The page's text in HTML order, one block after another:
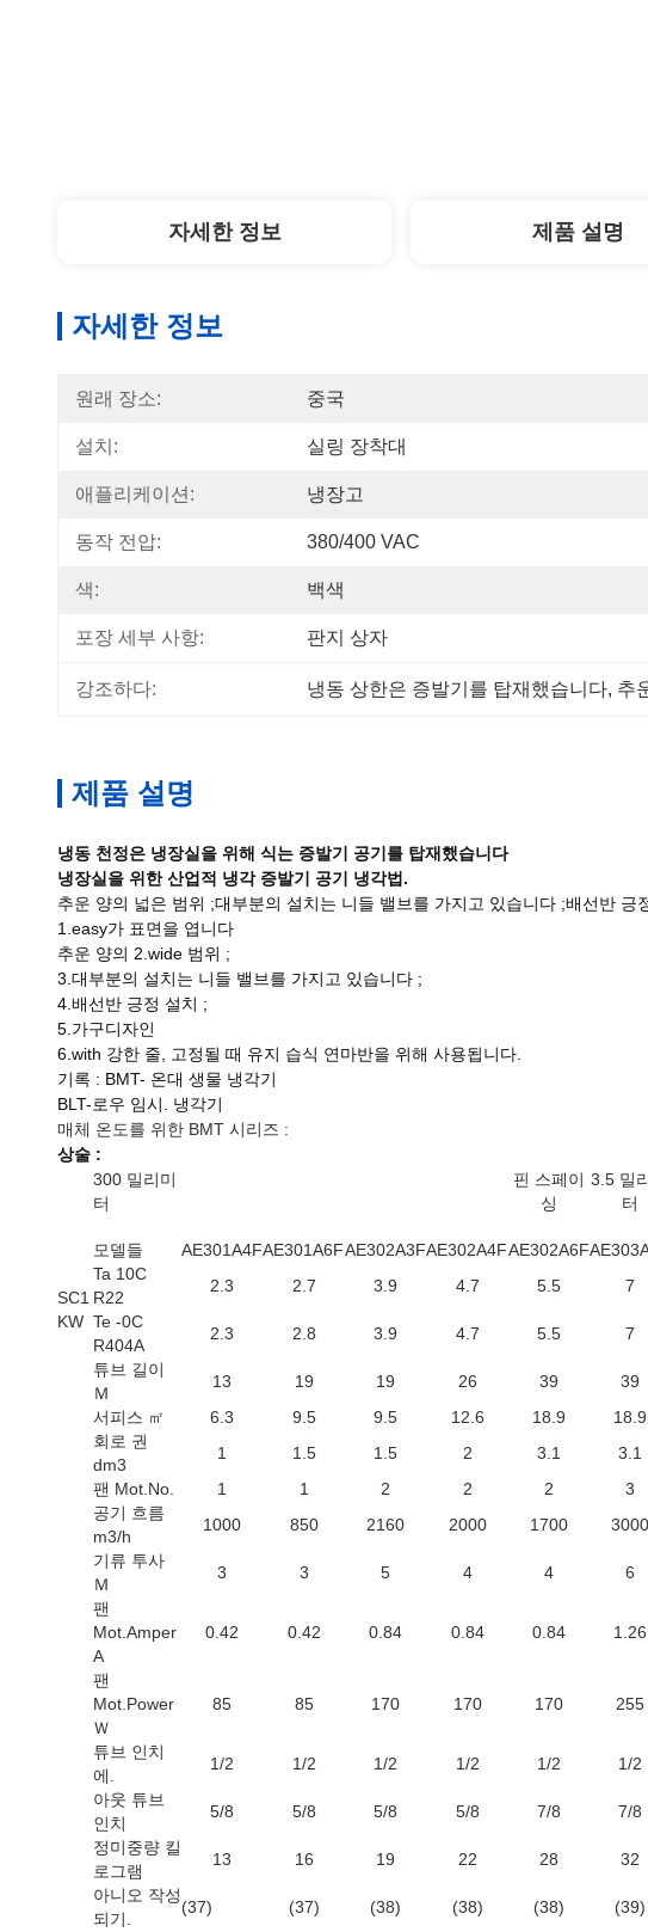
자세한 정보 제품 설명
자세한 정보
원래 장소: 중국
설치: 실링 장착대
애플리케이션: 냉장고
동작 전압: 380/400 VAC
색: 백색
포장 세부 사항: 판지 상자
강조하다: 냉동 상한은 증발기를 탑재했습니다, 추
제품 설명
냉동 천정은 냉장실을 위해 식는 증발기 공기를 탑재했습니다
냉장실을 위한 산업적 냉각 증발기 공기 냉각법.
추운 양의 넓은 범위 ;대부분의 설치는 니들 밸브를 가지고 있습니다 ;배선반 긍
1.easy가 표면을 엽니다
추운 양의 2.wide 범위 ;
3.대부분의 설치는 니들 밸브를 가지고 있습니다 ;
4.배선반 긍정 설치 ;
5.가구디자인
6.with 강한 줄, 고정될 때 유지 습식 연마반을 위해 사용됩니다.
기록 : BMT- 온대 생물 냉각기
BLT-로우 임시. 냉각기
매체 온도를 위한 BMT 시리즈 :
상술 :
300 밀리미
터
핀 스페이
싱
3.5 밀
터
모델들 AE301A4FAE301A6FAE302A3FAE302A4FAE302A6F
SC1
KW
Ta 10C
R22
2.3 2.7 3.9 4.7 5.5 7
Te -0C
R404A
2.3 2.8 3.9 4.7 5.5 7
튜브 길이
Ｍ
13 19 19 26 39 39
서피스 ㎡
6.3 9.5 9.5 12.6 18.9 18.9
회로 권
dm3
1 1.5 1.5 2 3.1 3.1
팬 Mot.No.
1 1 2 2 2 3
공기 흐름
m3/h
1000 850 2160 2000 1700 3000
기류 투사
Ｍ
3 3 5 4 4 6
팬
Mot.Amper
A
0.42 0.42 0.84 0.84 0.84 1.26
팬
Mot.Power
Ｗ
85 85 170 170 170 255
튜브 인치
에.
1/2 1/2 1/2 1/2 1/2 1/2
아웃 튜브
인치
5/8 5/8 5/8 5/8 7/8 7/8
정미중량 킬
로그램
13 16 19 22 28 32
아니오 작성
되기.
(37) (37) (38) (38) (38) (39)